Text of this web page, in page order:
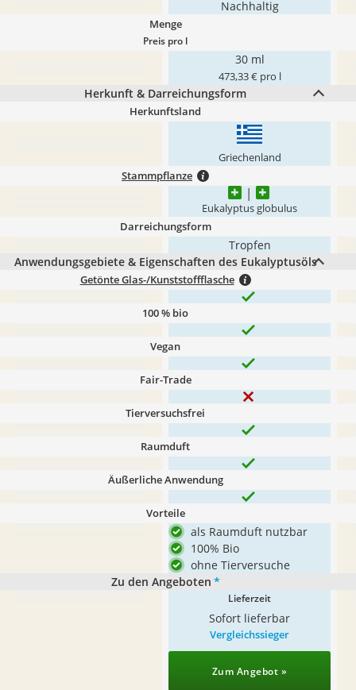
Nachhaltig
Menge
Preis pro l
30 ml
473,33 € pro l
Herkunft & Darreichungsform
Herkunftsland
Griechenland
Stammpflanze
Eukalyptus globulus
Darreichungsform
Tropfen
Anwendungsgebiete & Eigenschaften des Eukalyptusöls
Getönte Glas-/Kunststoffflasche
100 % bio
Vegan
Fair-Trade
Tierversuchsfrei
Raumduft
Äußerliche Anwendung
Vorteile
als Raumduft nutzbar
100% Bio
ohne Tierversuche
Zu den Angeboten *
Lieferzeit
Sofort lieferbar
Vergleichssieger
Zum Angebot »